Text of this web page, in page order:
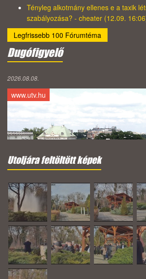
Tényleg alkotmány ellenes e a taxik
szabályozása? - cheater (12.09.
Legfrissebb 100 Fórumtéma
Dugófigyelő
2026.08.08.
www.utv.hu
Utoljára feltöltött képek